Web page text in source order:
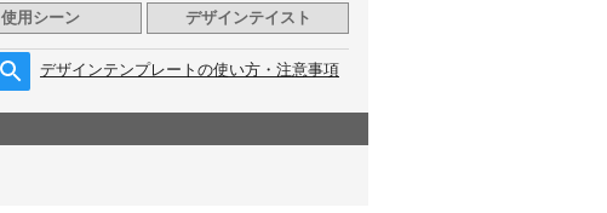
使用シーン デザインテイスト
デザインテンプレートの使い方・注意事項